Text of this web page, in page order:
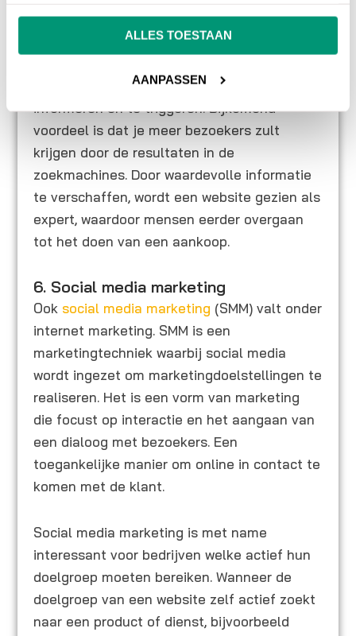
ALLES TOESTAAN
AANPASSEN
informatie voor de doelgroep centraal staat.
Het doel is het aantrekken van klanten. Bij
webshop veel content om bezoekers te
informeren en te triggeren. Bijkomend
voordeel is dat je meer bezoekers zult
krijgen door de resultaten in de
zoekmachines. Door waardevolle informatie
te verschaffen, wordt een website gezien als
expert, waardoor mensen eerder overgaan
tot het doen van een aankoop.
6. Social media marketing
Ook social media marketing (SMM) valt onder
internet marketing. SMM is een
marketingtechniek waarbij social media
wordt ingezet om marketingdoelstellingen te
realiseren. Het is een vorm van marketing
die focust op interactie en het aangaan van
een dialoog met bezoekers. Een
toegankelijke manier om online in contact te
komen met de klant.
Social media marketing is met name
interessant voor bedrijven welke actief hun
doelgroep moeten bereiken. Wanneer de
doelgroep van een website zelf actief zoekt
naar een product of dienst, bijvoorbeeld